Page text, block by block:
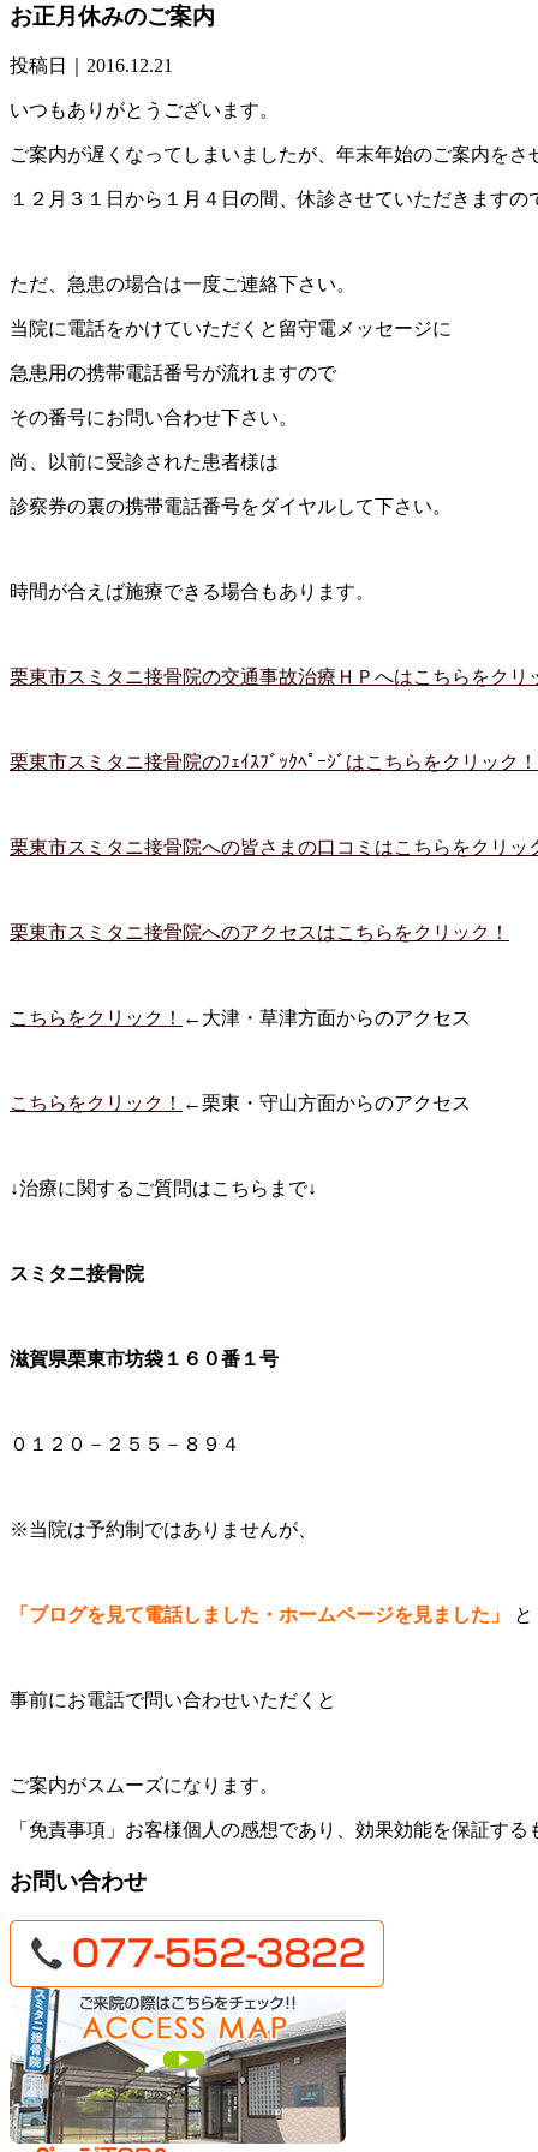
お正月休みのご案内
投稿日｜2016.12.21
いつもありがとうございます。
ご案内が遅くなってしまいましたが、年末年始のご案内をさ
１２月３１日から１月４日の間、休診させていただきますの
ただ、急患の場合は一度ご連絡下さい。
当院に電話をかけていただくと留守電メッセージに
急患用の携帯電話番号が流れますので
その番号にお問い合わせ下さい。
尚、以前に受診された患者様は
診察券の裏の携帯電話番号をダイヤルして下さい。
時間が合えば施療できる場合もあります。
栗東市スミタニ接骨院の交通事故治療ＨＰへはこちらをクリ
栗東市スミタニ接骨院のﾌｪｲｽﾌﾞｯｸﾍﾟｰｼﾞはこちらをクリック！
栗東市スミタニ接骨院への皆さまの口コミはこちらをクリッ
栗東市スミタニ接骨院へのアクセスはこちらをクリック！
こちらをクリック！ ←大津・草津方面からのアクセス
こちらをクリック！ ←栗東・守山方面からのアクセス
↓治療に関するご質問はこちらまで↓
スミタニ接骨院
滋賀県栗東市坊袋１６０番１号
０１２０－２５５－８９４
※当院は予約制ではありませんが、
「ブログを見て電話しました・ホームページを見ました」 と
事前にお電話で問い合わせいただくと
ご案内がスムーズになります。
「免責事項」お客様個人の感想であり、効果効能を保証する
お問い合わせ